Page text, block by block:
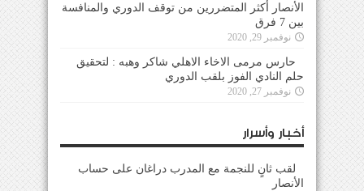
الأنصار أكثر المتضررين من توقف الدوري والمنافسة
بين 7 فرق
نوفمبر 29, 2020
حارس مرمى الاخاء الاهلي شاكر وهبه : لتحقيق
حلم النادي الفوز بلقب الدوري
نوفمبر 27, 2020
أخبار وأسرار
لقب ثانٍ للنجمة مع المدرب دراغان على حساب
الأنصار